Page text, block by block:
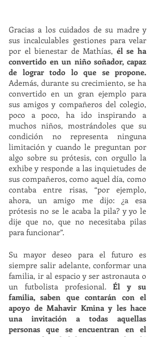
Gracias a los cuidados de su madre y
sus incalculables gestiones para velar
por el bienestar de Mathías, él se ha
convertido en un niño soñador, capaz
Además, durante su crecimiento, se ha
convertido en un gran ejemplo para
sus amigos y compañeros del colegio,
poco a poco, ha ido inspirando a
muchos niños, mostrándoles que su
condición no representa ninguna
limitación y cuando le preguntan por
algo sobre su prótesis, con orgullo la
exhibe y responde a las inquietudes de
sus compañeros, como aquel día, como
contaba entre risas, “por ejemplo,
ahora, un amigo me dijo: ¿a esa
prótesis no se le acaba la pila? y yo le
dije que no, que no necesitaba pilas
para funcionar”.
Su mayor deseo para el futuro es
siempre salir adelante, conformar una
familia, ir al espacio y ser astronauta o
un futbolista profesional. Él y su
familia, saben que contarán con el
apoyo de Mahavir Kmina y les hace
una invitación a todas aquellas
personas que se encuentran en el